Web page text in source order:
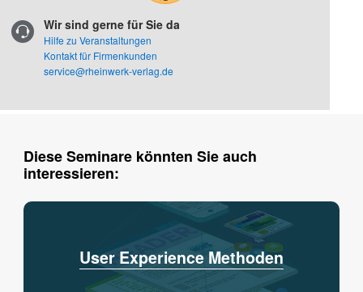
Wir sind gerne für Sie da
Hilfe zu Veranstaltungen
Kontakt für Firmenkunden
service@rheinwerk-verlag.de
Diese Seminare könnten Sie auch
interessieren:
User Experience Methoden